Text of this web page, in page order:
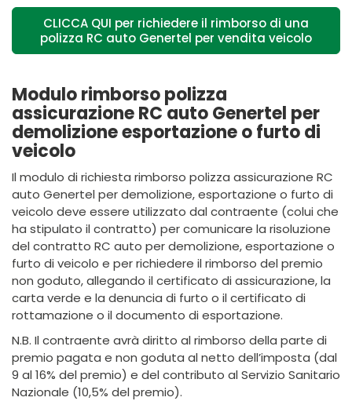
CLICCA QUI per richiedere il rimborso di una
polizza RC auto Genertel per vendita veicolo
Modulo rimborso polizza
assicurazione RC auto Genertel per
demolizione esportazione o furto di
veicolo
Il modulo di richiesta rimborso polizza assicurazione RC
auto Genertel per demolizione, esportazione o furto di
veicolo deve essere utilizzato dal contraente (colui che
ha stipulato il contratto) per comunicare la risoluzione
del contratto RC auto per demolizione, esportazione o
furto di veicolo e per richiedere il rimborso del premio
non goduto, allegando il certificato di assicurazione, la
carta verde e la denuncia di furto o il certificato di
rottamazione o il documento di esportazione.
N.B. Il contraente avrà diritto al rimborso della parte di
premio pagata e non goduta al netto dell’imposta (dal
9 al 16% del premio) e del contributo al Servizio Sanitario
Nazionale (10,5% del premio).